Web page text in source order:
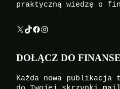
praktyczną wiedzę o
X TikTok Facebook Instagram
DOŁĄCZ DO
Każda nowa